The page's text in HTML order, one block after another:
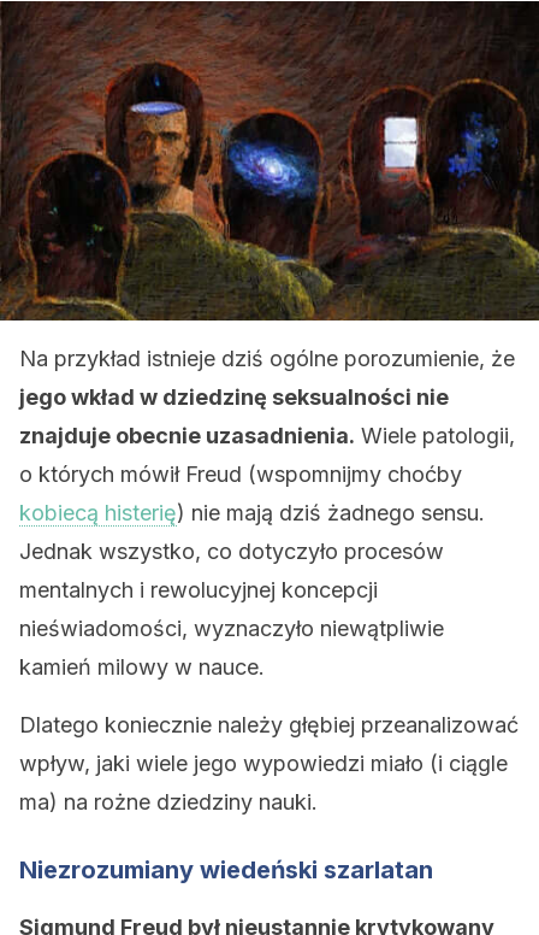
Na przykład istnieje dziś ogólne porozumienie, że
jego wkład w dziedzinę seksualności nie
znajduje obecnie uzasadnienia. Wiele patologii,
o których mówił Freud (wspomnijmy choćby
kobiecą histerię) nie mają dziś żadnego sensu.
Jednak wszystko, co dotyczyło procesów
mentalnych i rewolucyjnej koncepcji
nieświadomości, wyznaczyło niewątpliwie
kamień milowy w nauce.
Dlatego koniecznie należy głębiej przeanalizować
wpływ, jaki wiele jego wypowiedzi miało (i ciągle
ma) na rożne dziedziny nauki.
Niezrozumiany wiedeński szarlatan
Sigmund Freud był nieustannie krytykowany